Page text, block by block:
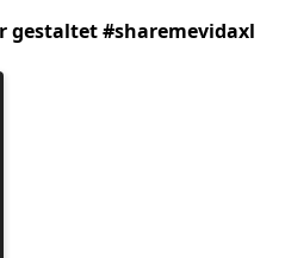
gestaltet #sharemevidaxl